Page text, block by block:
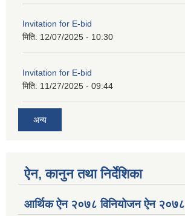
Invitation for E-bid
मिति: 12/07/2025 - 10:30
Invitation for E-bid
मिति: 11/27/2025 - 09:44
अन्य
ऐन, कानुन तथा निर्देशिका
आर्थिक ऐन २०७८ विनियोजन ऐन २०७८